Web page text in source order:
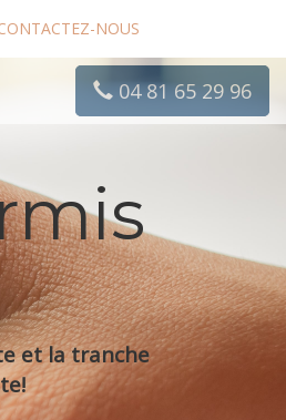
NOUS
04 81 65 29 96
et la tranche